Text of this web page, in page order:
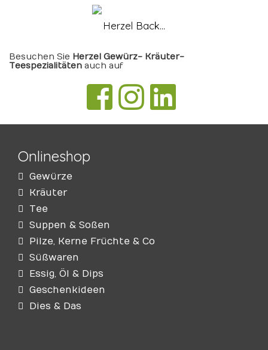
Herzel Back...
Besuchen Sie Herzel Gewürz- Kräuter-
Teespezialitäten auch auf
Onlineshop
Gewürze
Kräuter
Tee
Suppen & Soßen
Pilze, Kerne Früchte & Co
Süßwaren
Essig, Öl & Dips
Geschenkideen
Dies & Das